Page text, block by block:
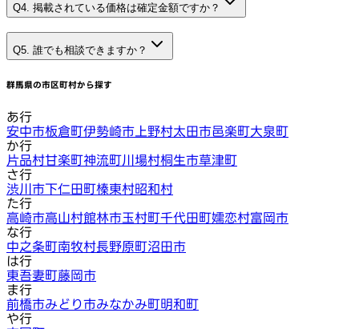
Q4. 掲載されている価格は確定金額ですか？
Q5. 誰でも相談できますか？
群馬県の市区町村から探す
あ行
安中市板倉町伊勢崎市 上野村太田市邑楽町大泉町
か行
片品村甘楽町神流町川場村桐生市草津町
さ行
渋川市下仁田町榛東村昭和村
た行
高崎市高山村館林市玉村町千代田町嬬恋村富岡市
な行
中之条町南牧村長野原町沼田市
は行
東吾妻町藤岡市
ま行
前橋市みどり市みなかみ町明和町
や行